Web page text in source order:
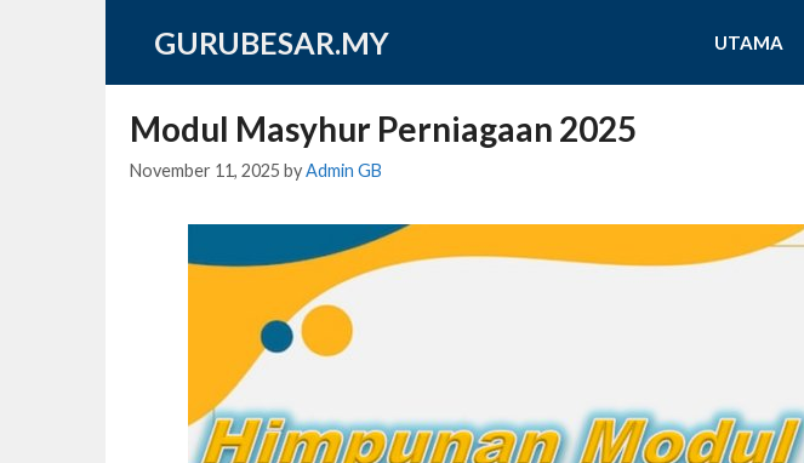
GURUBESAR.MY UTAMA
Modul Masyhur Perniagaan 2025
November 11, 2025 byAdmin GB